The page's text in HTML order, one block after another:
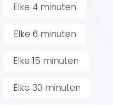
Elke 4 minuten
Elke 6 minuten
Elke 15 minuten
Elke 30 minuten